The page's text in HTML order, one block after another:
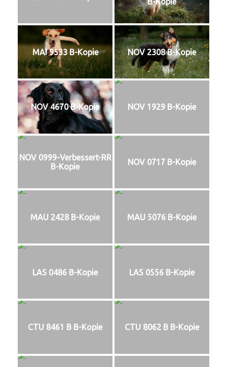
MAI 9533 B-Kopie NOV 2308 B-Kopie
NOV 4670 B-Kopie NOV 1929 B-Kopie
NOV 0999-Verbessert-RR
B-Kopie
NOV 0717 B-Kopie
MAU 2428 B-Kopie MAU 5076 B-Kopie
LAS 0486 B-Kopie LAS 0556 B-Kopie
CTU 8461 B B-Kopie CTU 8062 B B-Kopie